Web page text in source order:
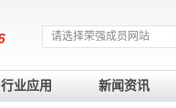
请选择荣强成员网站
行业应用 新闻资讯